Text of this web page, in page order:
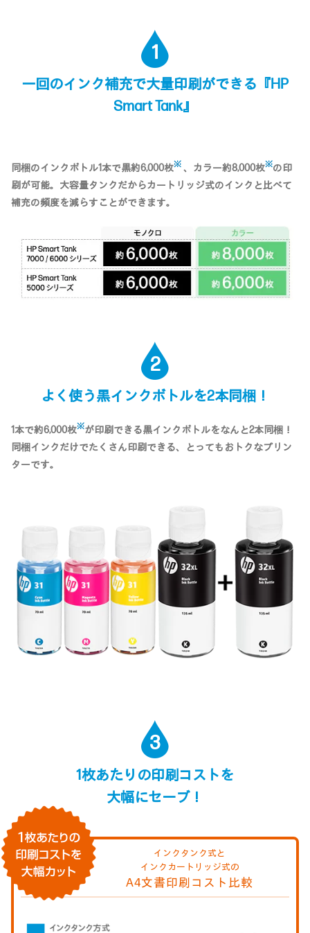
1
一回のインク補充で大量印刷ができる 『HP
Smart Tank』
同梱のインクボトル1本で黒約6,000枚※ 、カラー約8,000枚※の印
刷が可能。大容量タンクだからカートリッジ式のインクと比べて
補充の頻度を減らすことができます。
2
よく使う黒インクボトルを2本同梱！
1本で約6,000枚※が印刷できる黒インクボトルをなんと2本同梱！
同梱インクだけでたくさん印刷できる、とってもおトクなプリン
ターです。
3
1枚あたりの印刷コストを
大幅にセーブ！
インクタンク式と
インクカートリッジ式の
A4文書印刷コスト比較